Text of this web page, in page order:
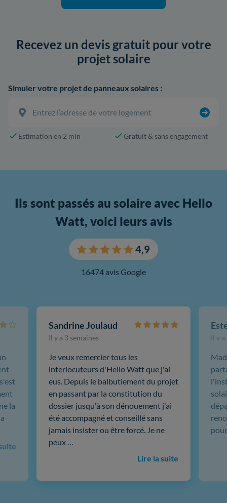
Recevez un devis gratuit pour votre
projet solaire
Simuler votre projet de panneaux solaires :
Estimation en 2 min Gratuit & sans engagement
Ils sont passés au solaire avec Hello
Watt, voici leurs avis
4,9
16474 avis Google
Sandrine Joulaud
Il y a 3 semaines
Je veux remercier tous les
interlocuteurs d'Hello Watt que j'ai
eus. Depuis le balbutiement du projet
en passant par la constitution du
dossier jusqu'à son dénouement j'ai
été accompagné et conseillé sans
jamais insister ou être forcé. Je ne
peux …
Lire la suite
Il y
la